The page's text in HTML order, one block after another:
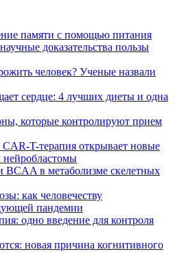
памяти с помощью питания
доказательства пользы
человек? Ученые назвали
сердце: 4 лучших диеты и одна
которые контролируют прием
T-терапия открывает новые
нейробластомы
в метаболизме скелетных
как человечеству
пандемии
одно введение для контроля
новая причина когнитивного